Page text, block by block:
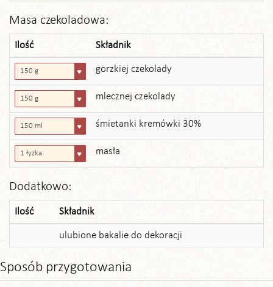
Masa czekoladowa:
Ilość Składnik
150 g gorzkiej czekolady
150 g mlecznej czekolady
150 ml śmietanki kremówki 30%
1 łyżka masła
Dodatkowo:
Ilość Składnik
ulubione bakalie do dekoracji
Sposób przygotowania